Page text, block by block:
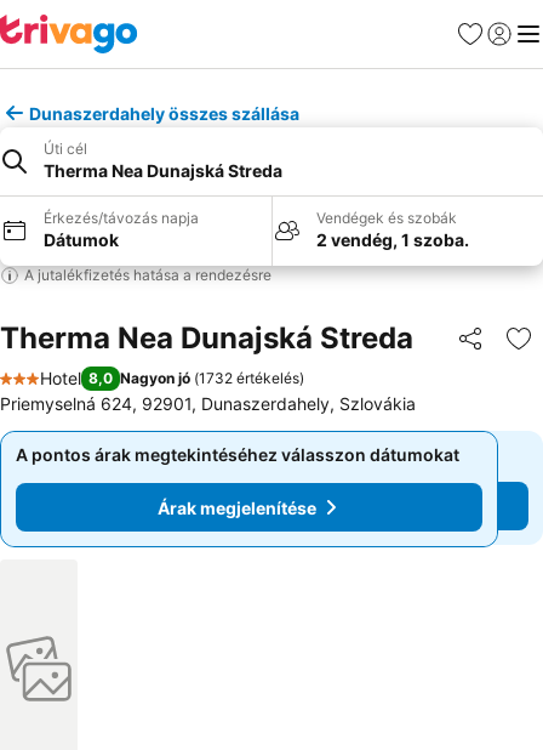
Kedvencek
Dunaszerdahely összes szállása
Úti cél
Therma Nea Dunajská Streda
Érkezés/távozás napja
Dátumok
Vendégek és szobák
2 vendég, 1 szoba.
A jutalékfizetés hatása a rendezésre
Therma Nea Dunajská Streda
3 Kategória
Hotel 8,0 Nagyon jó (1732 értékelés)
Priemyselná 624, 92901, Dunaszerdahely, Szlovákia
A pontos árak megtekintéséhez válasszon dátumokat
Árak megjelenítése
A pontos árak megtekintéséhez válasszon dátumokat
Árak megjelenítése